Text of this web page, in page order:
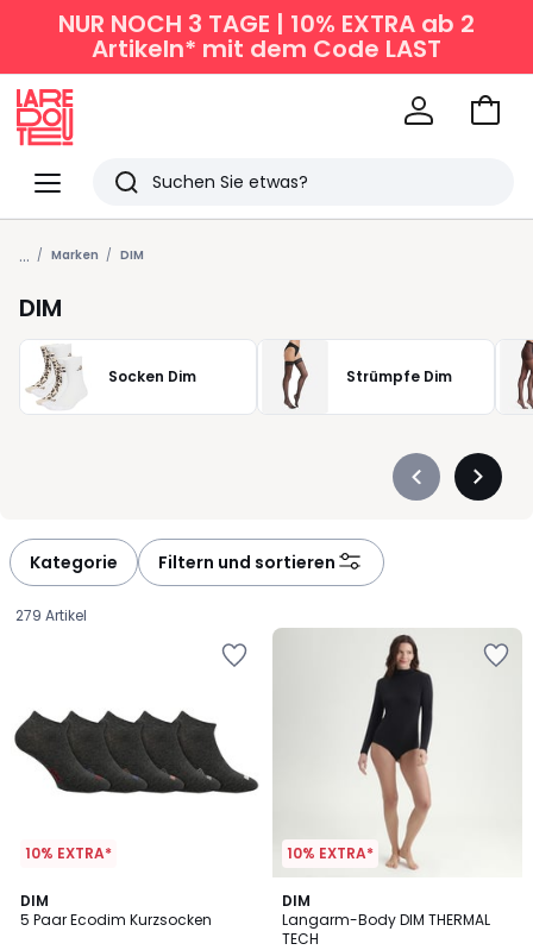
NUR NOCH 3 TAGE | 10% EXTRA ab 2
Artikeln* mit dem Code LAST
Menü
Redoute
Suchen
Zuletzt
angesehen
Zum
... Marken DIM
DIM
Socken Dim Strümpfe Dim
Précédent
Kategorie Filtern und sortieren
279 Artikel
10% EXTRA*
DIM
5 Paar Ecodim Kurzsocken
5
/
10% EXTRA*
DIM
Langarm-Body DIM THERMAL
TECH
5
/
5